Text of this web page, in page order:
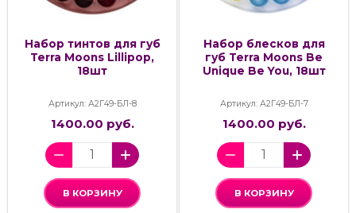
Набор тинтов для губ
Terra Moons Lillipop,
18шт
Артикул: А2Г49-БЛ-8
1400.00 руб.
В КОРЗИНУ
Набор блесков для
губ Terra Moons Be
Unique Be You, 18шт
Артикул: А2Г49-БЛ-7
1400.00 руб.
В КОРЗИНУ